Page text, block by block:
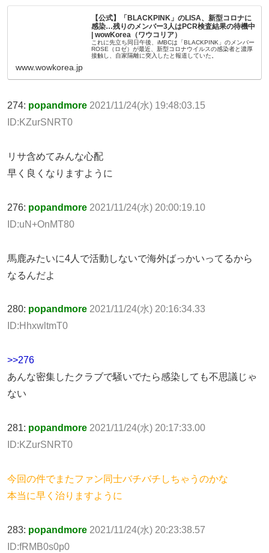
【公式】「BLACKPINK」のLISA、新型コロナに
感染…残りのメンバー3人はPCR検査結果の待機中
| wowKorea（ワウコリア）
これに先立ち同日午後、iMBCは「BLACKPINK」のメンバー
ROSE（ロゼ）が最近、新型コロナウイルスの感染者と濃厚
接触し、自家隔離に突入したと報道していた。
www.wowkorea.jp
274: popandmore 2021/11/24(水) 19:48:03.15
ID:KZurSNRT0
リサ含めてみんな心配
早く良くなりますように
276: popandmore 2021/11/24(水) 20:00:19.10
ID:uN+OnMT80
馬鹿みたいに4人で活動しないで海外ばっかいってるから
なるんだよ
280: popandmore 2021/11/24(水) 20:16:34.33
ID:HhxwltmT0
>>276
あんな密集したクラブで騒いでたら感染しても不思議じゃ
ない
281: popandmore 2021/11/24(水) 20:17:33.00
ID:KZurSNRT0
今回の件でまたファン同士バチバチしちゃうのかな
本当に早く治りますように
283: popandmore 2021/11/24(水) 20:23:38.57
ID:fRMB0s0p0